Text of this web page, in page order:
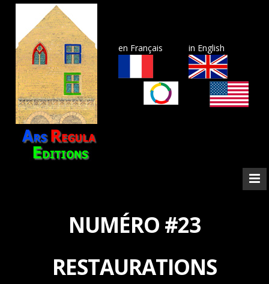
in English
en Français
NUMÉRO #23
RESTAURATIONS